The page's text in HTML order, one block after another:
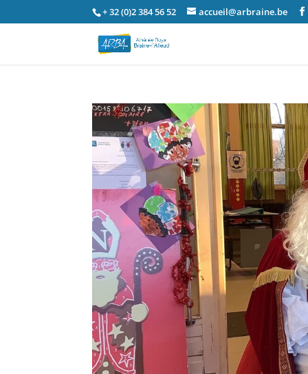
+ 32 (0)2 384 56 52 accueil@arbraine.be